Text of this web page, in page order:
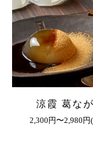
涼霞 葛な
2,300円〜2,980円